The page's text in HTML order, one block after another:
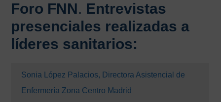
Foro FNN. Entrevistas
presenciales realizadas a
líderes sanitarios:
Sonia López Palacios, Directora Asistencial de
Enfermería Zona Centro Madrid